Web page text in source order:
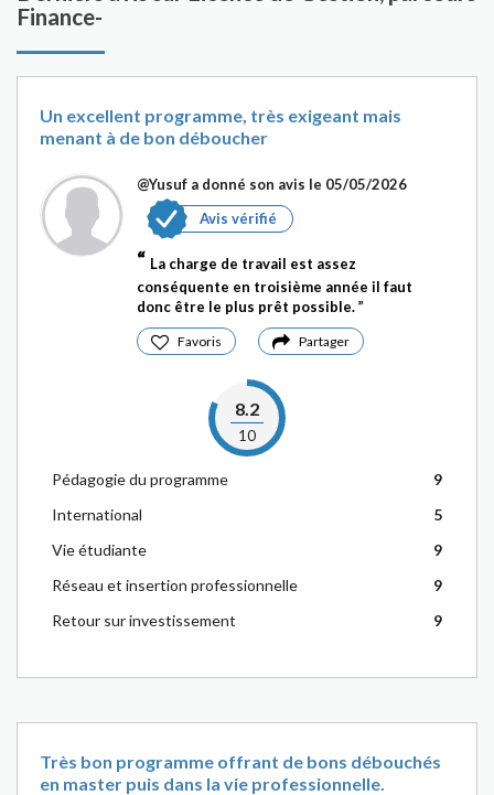
Finance-
Un excellent programme, très exigeant mais
menant à de bon déboucher
@Yusuf a donné son avis le 05/05/2026
Avis vérifié
La charge de travail est assez
conséquente en troisième année il faut
donc être le plus prêt possible.
Favoris Partager
8.2
10
Pédagogie du programme
9
International
5
Vie étudiante
9
Réseau et insertion professionnelle
9
Retour sur investissement
9
Très bon programme offrant de bons débouchés
en master puis dans la vie professionnelle.